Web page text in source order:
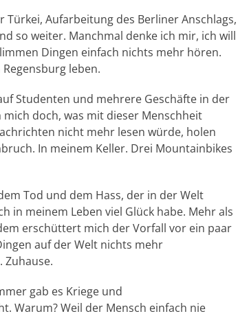
Türkei, Aufarbeitung des Berliner Anschlags,
so weiter. Manchmal denke ich mir, ich will
Dingen einfach nichts mehr hören.
leben.
Studenten und mehrere Geschäfte in der
doch, was mit dieser Menschheit
nicht mehr lesen würde, holen
In meinem Keller. Drei Mountainbikes
Tod und dem Hass, der in der Welt
in meinem Leben viel Glück habe. Mehr als
erschüttert mich der Vorfall vor ein paar
auf der Welt nichts mehr
gab es Kriege und
Warum? Weil der Mensch einfach nie